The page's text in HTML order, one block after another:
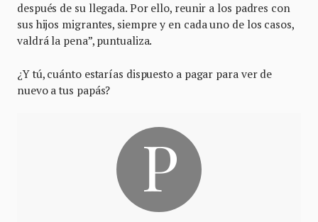
después de su llegada. Por ello, reunir a los padres con
sus hijos migrantes, siempre y en cada uno de los casos,
valdrá la pena”, puntualiza.
¿Y tú, cuánto estarías dispuesto a pagar para ver de
nuevo a tus papás?